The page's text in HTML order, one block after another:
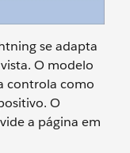
se adapta
O modelo
controla como
O
a página em